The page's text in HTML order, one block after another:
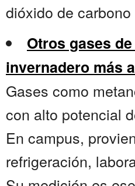
dióxido de
Otros gases
invernadero más
Gases como
con alto potencial
En campus,
refrigeración,